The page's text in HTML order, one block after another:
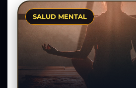
SALUD MENTAL